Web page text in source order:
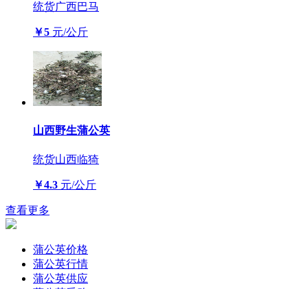
统货广西巴马
￥5 元/公斤
山西野生蒲公英
统货山西临猗
￥4.3 元/公斤
查看更多
蒲公英价格
蒲公英行情
蒲公英供应